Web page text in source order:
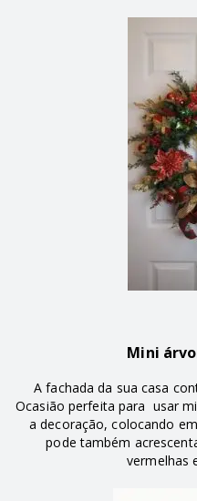
Mini
A fachada da sua casa
Ocasião perfeita para usar
a decoração, colocando
pode também
vermelhas